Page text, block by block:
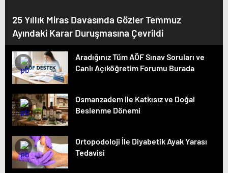
25 Yıllık Miras Davasında Gözler Temmuz
Ayındaki Karar Duruşmasına Çevrildi
Aradığınız Tüm AÖF Sınav Soruları ve
Canlı Açıköğretim Forumu Burada
Osmanzadem ile Katkısız ve Doğal
Beslenme Dönemi
Ortopodoloji İle Diyabetik Ayak Yarası
Tedavisi